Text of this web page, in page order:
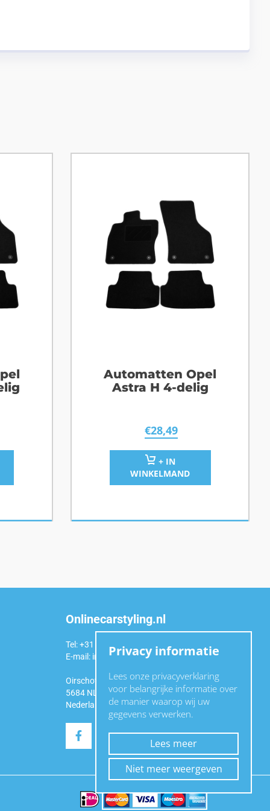
Automatten Opel
Astra H 4-delig
€28,49
+ IN
WINKELMAND
Onlinecarstyling.nl
Tel: +31 (0)6 54 98 49 99
E-mail: info@onlinecarstyling.nl
Oirschotseweg 92a
5684 NL Best
Nederland
Privacy informatie
Lees onze privacyverklaring
voor belangrijke informatie over
de manier waarop wij uw
gegevens verwerken.
Lees meer
Niet meer weergeven